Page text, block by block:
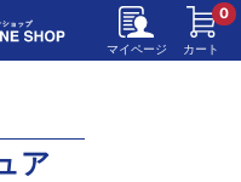
マイページ カート
0
ア